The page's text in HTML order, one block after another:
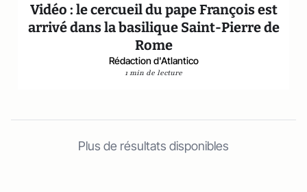
Vidéo : le cercueil du pape François est
arrivé dans la basilique Saint-Pierre de
Rome
Rédaction d'Atlantico
1 min de lecture
Plus de résultats disponibles